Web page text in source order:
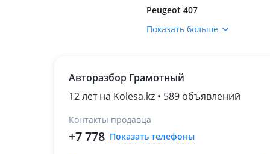
Peugeot 407
2004 - 2011 1 поколение
(8E/8D)
Показать больше
Авторазбор Грамотный
12 лет на Kolesa.kz • 589 объявлений
Контакты продавца
+7 778 Показать телефоны